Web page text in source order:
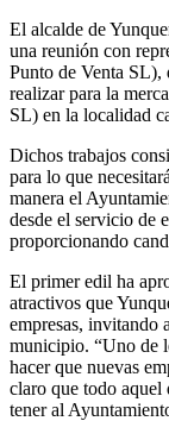
El alcalde de
una reunión con
Punto de Venta SL),
realizar para la
SL) en la localidad
Dichos trabajos
para lo que
manera el
desde el servicio de
proporcionando
El primer edil ha
atractivos que
empresas, invitando
municipio. “Uno de
hacer que nuevas
claro que todo aquel
tener al